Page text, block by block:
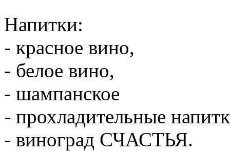
Напитки:
- красное вино,
- белое вино,
- шампанское
- прохладительные
- виноград СЧАСТЬЯ.